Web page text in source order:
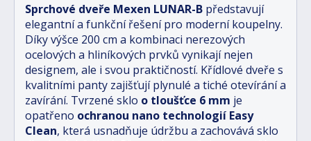
Sprchové dveře Mexen LUNAR-B představují
elegantní a funkční řešení pro moderní koupelny.
Díky výšce 200 cm a kombinaci nerezových
ocelových a hliníkových prvků vynikají nejen
designem, ale i svou praktičností. Křídlové dveře s
kvalitními panty zajišťují plynulé a tiché otevírání a
zavírání. Tvrzené sklo o tloušťce 6 mm je
opatřeno ochranou nano technologií Easy
Clean, která usnadňuje údržbu a zachovává sklo